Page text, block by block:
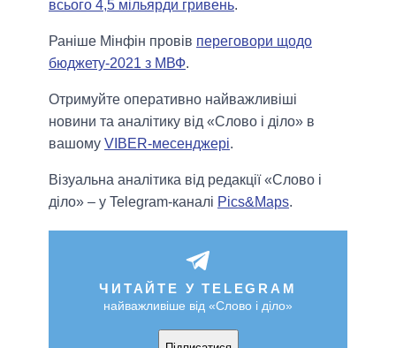
всього 4,5 мільярди гривень.
Раніше Мінфін провів переговори щодо
бюджету-2021 з МВФ.
Отримуйте оперативно найважливіші
новини та аналітику від «Слово і діло» в
вашому VIBER-месенджері.
Візуальна аналітика від редакції «Слово і
діло» – у Telegram-каналі Pics&Maps.
ЧИТАЙТЕ У TELEGRAM
найважливіше від «Слово і діло»